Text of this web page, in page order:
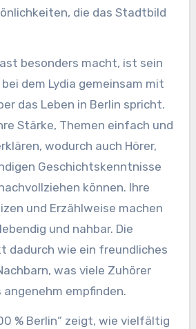
die das Stadtbild
besonders macht, ist sein
dem Lydia gemeinsam mit
das Leben in Berlin spricht.
Stärke, Themen einfach und
wodurch auch Hörer,
Geschichtskenntnisse
können. Ihre
und Erzählweise machen
und nahbar. Die
dadurch wie ein freundliches
was viele Zuhörer
empfinden.
% Berlin“ zeigt, wie vielfältig